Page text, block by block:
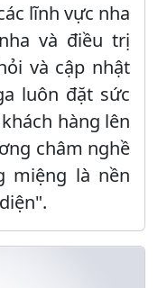
lĩnh vực nha
và điều trị
và cập nhật
luôn đặt sức
hàng lên
châm nghề
miệng là nền